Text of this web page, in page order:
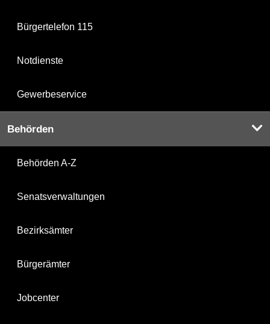
Bürgertelefon 115
Notdienste
Gewerbeservice
Behörden
Behörden A-Z
Senatsverwaltungen
Bezirksämter
Bürgerämter
Jobcenter